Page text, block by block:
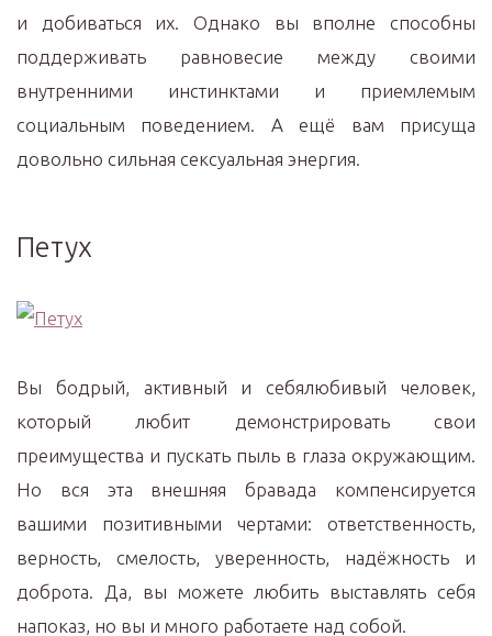
и добиваться их. Однако вы вполне способны
поддерживать равновесие между своими
внутренними инстинктами и приемлемым
социальным поведением. А ещё вам присуща
довольно сильная сексуальная энергия.
Петух
Вы бодрый, активный и себялюбивый человек,
который любит демонстрировать свои
преимущества и пускать пыль в глаза окружающим.
Но вся эта внешняя бравада компенсируется
вашими позитивными чертами: ответственность,
верность, смелость, уверенность, надёжность и
доброта. Да, вы можете любить выставлять себя
напоказ, но вы и много работаете над собой.